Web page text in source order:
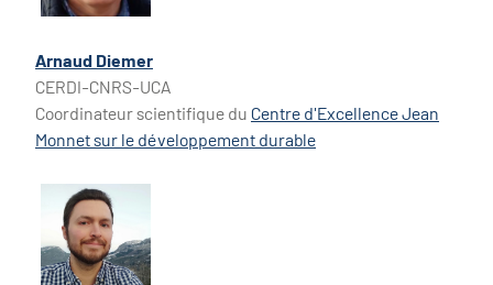
Arnaud Diemer
CERDI-CNRS-UCA
Coordinateur scientifique du Centre d'Excellence Jean
Monnet sur le développement durable